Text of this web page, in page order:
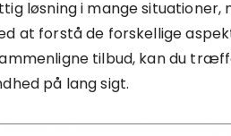
løsning i mange
at forstå de forskellige
tilbud, kan du
på lang sigt.